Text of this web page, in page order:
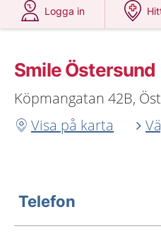
Logga in
Smile Östersund
Köpmangatan 42B,
Visa på karta
Telefon